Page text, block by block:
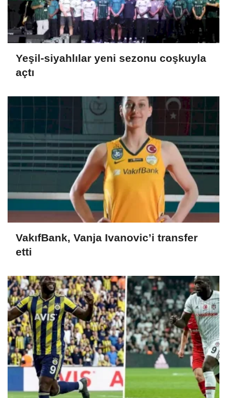
Yeşil-siyahlılar yeni sezonu coşkuyla
açtı
VakıfBank, Vanja Ivanovic’i transfer
etti